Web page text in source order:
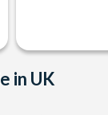
in UK